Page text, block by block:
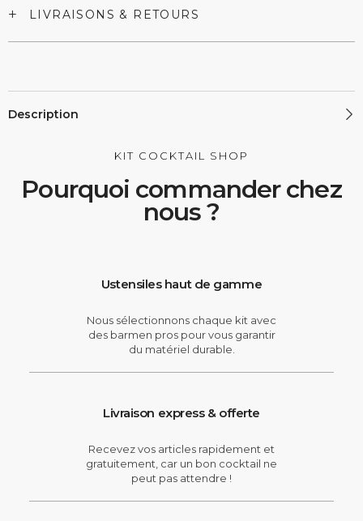
+ LIVRAISONS & RETOURS
Description
KIT COCKTAIL SHOP
Pourquoi commander chez
nous ?
Ustensiles haut de gamme
Nous sélectionnons chaque kit avec
des barmen pros pour vous garantir
du matériel durable.
Livraison express & offerte
Recevez vos articles rapidement et
gratuitement, car un bon cocktail ne
peut pas attendre !